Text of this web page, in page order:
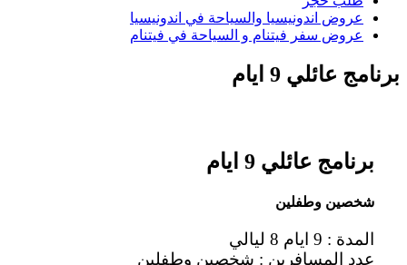
عروض اندونيسيا والسياحة في اندونيسيا
عروض سفر فيتنام و السياحة في فيتنام
برنامج عائلي 9 ايام
برنامج عائلي 9 ايام
شخصين وطفلين
المدة : 9 ايام 8 ليالي
عدد المسافرين : شخصين وطفلين